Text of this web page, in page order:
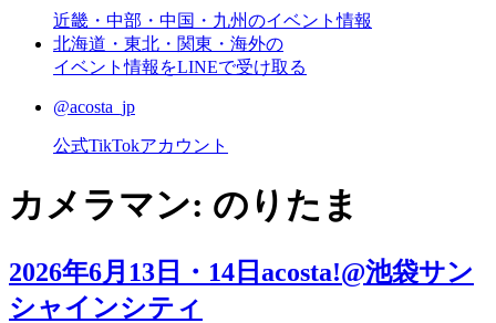
近畿・中部・中国・九州のイベント情報
北海道・東北・関東・海外の
イベント情報をLINEで受け取る
@acosta_jp
公式TikTokアカウント
カメラマン: のりたま
2026年6月13日・14日acosta!@池袋サン
シャインシティ